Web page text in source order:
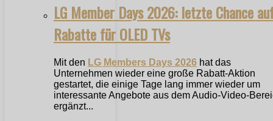
LG Member Days 2026: letzte Chance
Rabatte für OLED TVs
Mit den LG Members Days 2026 hat das
Unternehmen wieder eine große Rabatt-Aktion
gestartet, die einige Tage lang immer wieder um
interessante Angebote aus dem Audio-Video-
ergänzt...